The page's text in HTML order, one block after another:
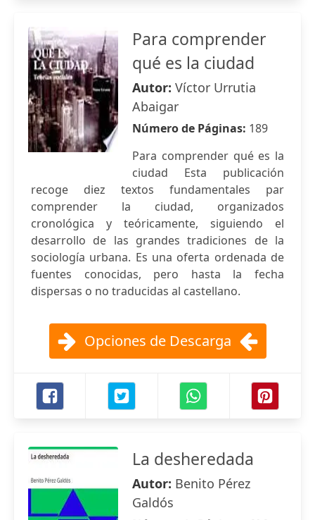
Para comprender
qué es la ciudad
Autor: Víctor Urrutia
Abaigar
Número de Páginas: 189
Para comprender qué es la
ciudad Esta publicación
recoge diez textos fundamentales par
comprender la ciudad, organizados
cronológica y teóricamente, siguiendo el
desarrollo de las grandes tradiciones de la
sociología urbana. Es una oferta ordenada de
fuentes conocidas, pero hasta la fecha
dispersas o no traducidas al castellano.
Opciones de Descarga
La desheredada
Autor: Benito Pérez
Galdós